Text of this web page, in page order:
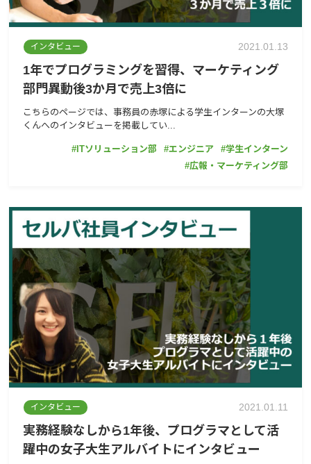
インタビュー 2021.01.13
1年でプログラミングを習得、マーケティング
部門異動後3か月で売上3倍に
こちらのページでは、事務員の赤塚による学生インターンの大塚
くんへのインタビューを掲載してい...
ITソリューション部 エンジニア
学生インターン
広報・マーケティング部
インタビュー 2021.01.11
実務経験なしから1年後、プログラマとして活
躍中の女子大生アルバイトにインタビュー